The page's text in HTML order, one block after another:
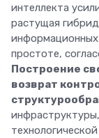
интеллекта
растущая
простоте,
Построение
возврат